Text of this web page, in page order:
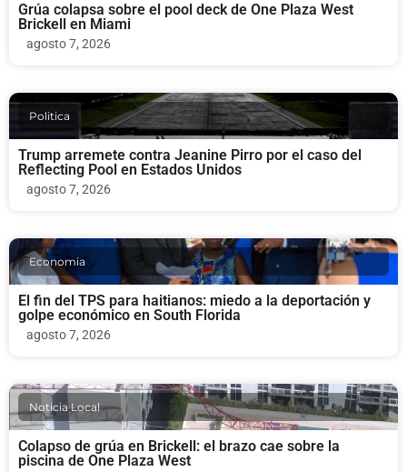
Grúa colapsa sobre el pool deck de One Plaza West
Brickell en Miami
agosto 7, 2026
Politica
Trump arremete contra Jeanine Pirro por el caso del
Reflecting Pool en Estados Unidos
agosto 7, 2026
Economia
El fin del TPS para haitianos: miedo a la deportación y
golpe económico en South Florida
agosto 7, 2026
Noticia Local
Colapso de grúa en Brickell: el brazo cae sobre la
piscina de One Plaza West